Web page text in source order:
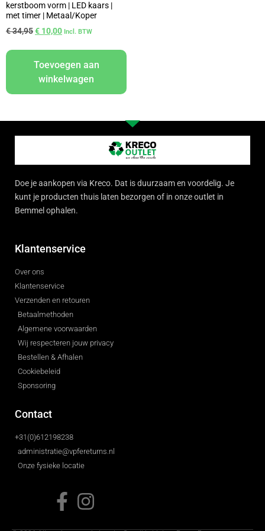
kerstboom vorm | LED kaars |
met timer | Metaal/Koper
€34,95€ 10,00 Incl. BTW
Toevoegen aan
winkelwagen
Doe je aankopen via Kreco. Dat is duurzaam en voordelig. Je
kunt je producten thuis laten bezorgen of in onze outlet in
Bemmel ophalen.
Klantenservice
Over ons
Klantenservice
Verzenden en retouren
Betaalmethoden
Algemene voorwaarden
Wij respecteren jouw privacy
Bestellen & Afhalen
Cookiebeleid
Sponsoring
Contact
+31(0)612198238
administratie@vpfereturns.nl
Onze fysieke locatie